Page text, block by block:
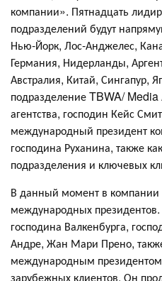
компании». Пятнадцать
подразделений будут
Нью-Йорк, Лос-Анджелес,
Германия, Нидерланды,
Австралия, Китай, Сингапур,
подразделение TBWA/
агентства, господин Кейс
международный президент
господина Руханина, также
подразделения и ключевых
В данный момент в компании
международных
господина Валкенбурга,
Андре, Жан Мари Прено,
международным
зарубежных клиентов. Он